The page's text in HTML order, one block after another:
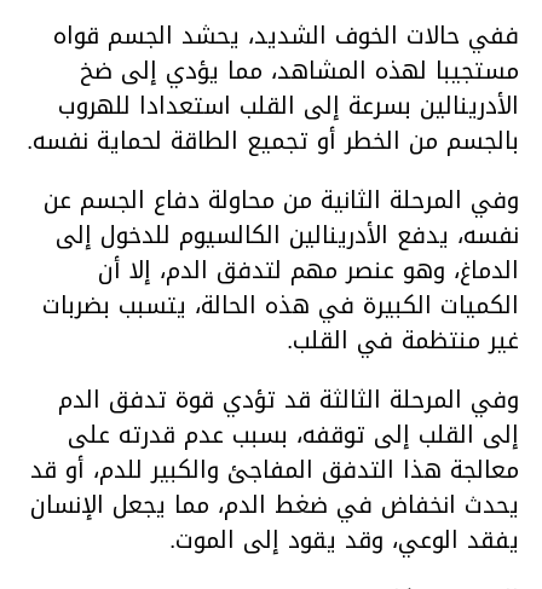
ففي حالات الخوف الشديد، يحشد الجسم قواه
مستجيبا لهذه المشاهد، مما يؤدي إلى ضخ
الأدرينالين بسرعة إلى القلب استعدادا للهروب
بالجسم من الخطر أو تجميع الطاقة لحماية نفسه.
وفي المرحلة الثانية من محاولة دفاع الجسم عن
نفسه، يدفع الأدرينالين الكالسيوم للدخول إلى
الدماغ، وهو عنصر مهم لتدفق الدم، إلا أن
الكميات الكبيرة في هذه الحالة، يتسبب بضربات
غير منتظمة في القلب.
وفي المرحلة الثالثة قد تؤدي قوة تدفق الدم
إلى القلب إلى توقفه، بسبب عدم قدرته على
معالجة هذا التدفق المفاجئ والكبير للدم، أو قد
يحدث انخفاض في ضغط الدم، مما يجعل الإنسان
يفقد الوعي، وقد يقود إلى الموت.